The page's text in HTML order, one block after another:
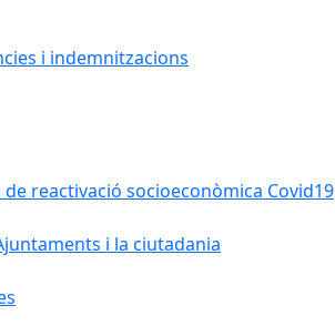
i indemnitzacions
reactivació socioeconòmica Covid19
i la ciutadania